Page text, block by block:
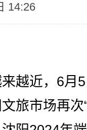
14:26
越近，6月5
旅市场再次